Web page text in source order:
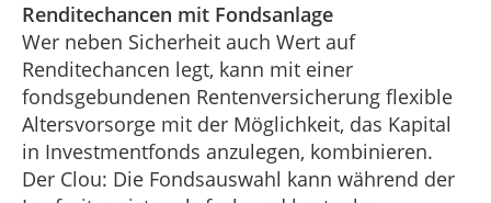
Renditechancen mit Fondsanlage
Wer neben Sicherheit auch Wert auf
Renditechancen legt, kann mit einer
fondsgebundenen Rentenversicherung flexible
Altersvorsorge mit der Möglichkeit, das Kapital
in Investmentfonds anzulegen, kombinieren.
Der Clou: Die Fondsauswahl kann während der